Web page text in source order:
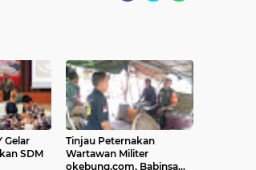
Gelar
SDM
Tinjau Peternakan
Wartawan Militer
okebung.com, Babinsa